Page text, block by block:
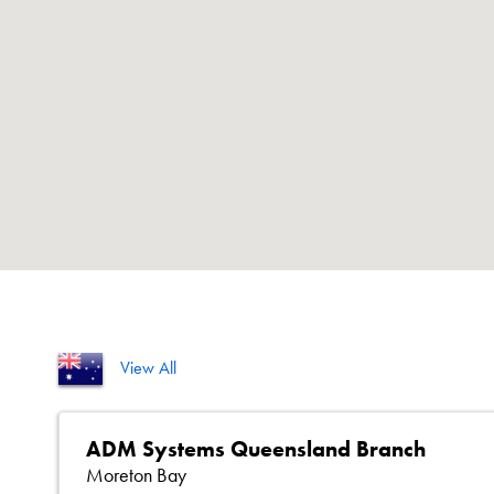
View All
ADM Systems Queensland Branch
Moreton Bay